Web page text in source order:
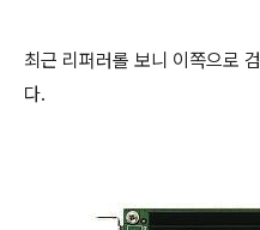
최근 리퍼러롤 보니 이쪽으로
다.